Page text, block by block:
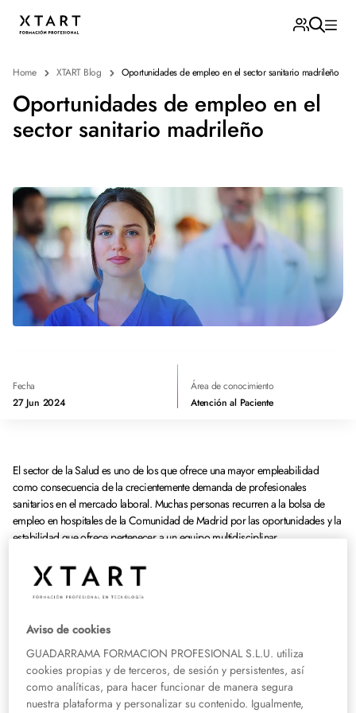
Home XTART Blog Oportunidades de empleo en el sector sanitario madrileño
Oportunidades de empleo en el
sector sanitario madrileño
Fecha
27 Jun 2024
Área de conocimiento
Atención al Paciente
El sector de la Salud es uno de los que ofrece una mayor empleabilidad
como consecuencia de la crecientemente demanda de profesionales
sanitarios en el mercado laboral. Muchas personas recurren a la bolsa de
empleo en hospitales de la Comunidad de Madrid por las oportunidades y la
estabilidad que ofrece pertenecer a un equipo multidisciplinar,
Empleo en el sector Salud de
Madrid:¿Qué puestos de trabajo
están disponibles?
Dentro de las tendencias actuales del mercado laboral referidas al empleo en
el sector Salud en Madrid destaca el trabajo en los centros sanitarios del
Aviso de cookies
GUADARRAMA FORMACION PROFESIONAL S.L.U. utiliza
cookies propias y de terceros, de sesión y persistentes, así
como analíticas, para hacer funcionar de manera segura
nuestra plataforma y personalizar su contenido. Igualmente,